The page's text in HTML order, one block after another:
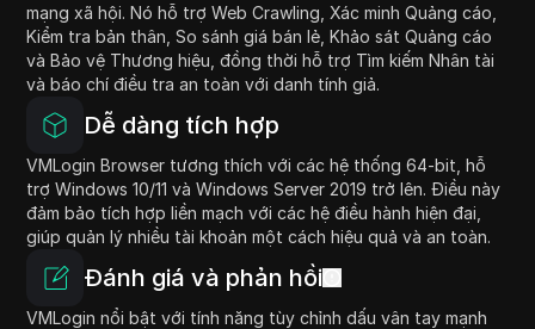
mạng xã hội. Nó hỗ trợ Web Crawling, Xác minh Quảng cáo,
Kiểm tra bản thân, So sánh giá bán lẻ, Khảo sát Quảng cáo
và Bảo vệ Thương hiệu, đồng thời hỗ trợ Tìm kiếm Nhân tài
và báo chí điều tra an toàn với danh tính giả.
Dễ dàng tích hợp
VMLogin Browser tương thích với các hệ thống 64-bit, hỗ
trợ Windows 10/11 và Windows Server 2019 trở lên. Điều này
đảm bảo tích hợp liền mạch với các hệ điều hành hiện đại,
giúp quản lý nhiều tài khoản một cách hiệu quả và an toàn.
Đánh giá và phản hồi
VMLogin nổi bật với tính năng tùy chỉnh dấu vân tay mạnh